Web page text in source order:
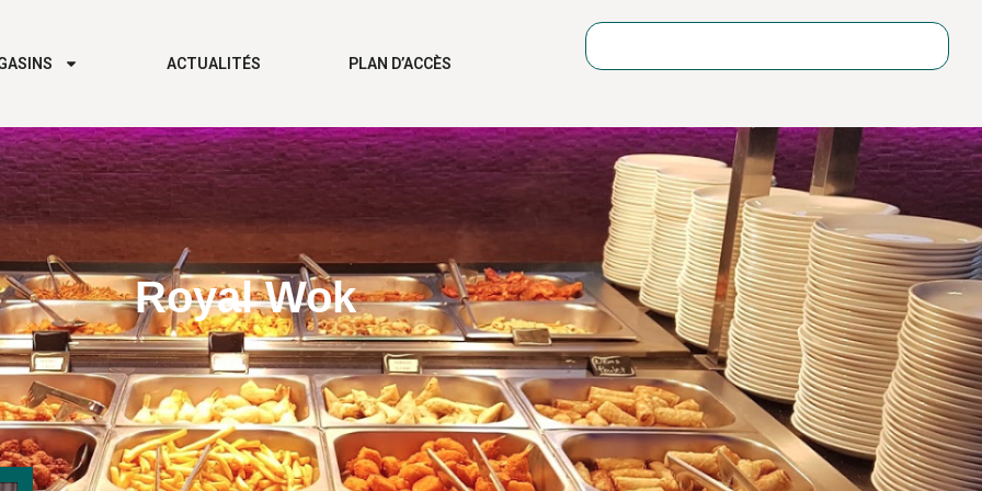
ACTUALITÉS PLAN D’ACCÈS
Royal Wok